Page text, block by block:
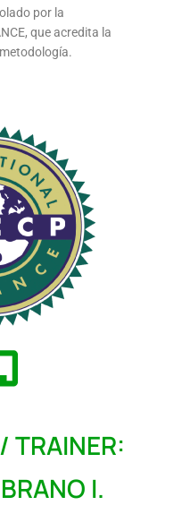
por la
que acredita la
TRAINER:
I.